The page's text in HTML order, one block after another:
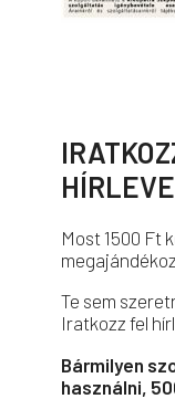
Most 1500 Ft
Te sem
Iratkozz fel
Bármilyen
használni,